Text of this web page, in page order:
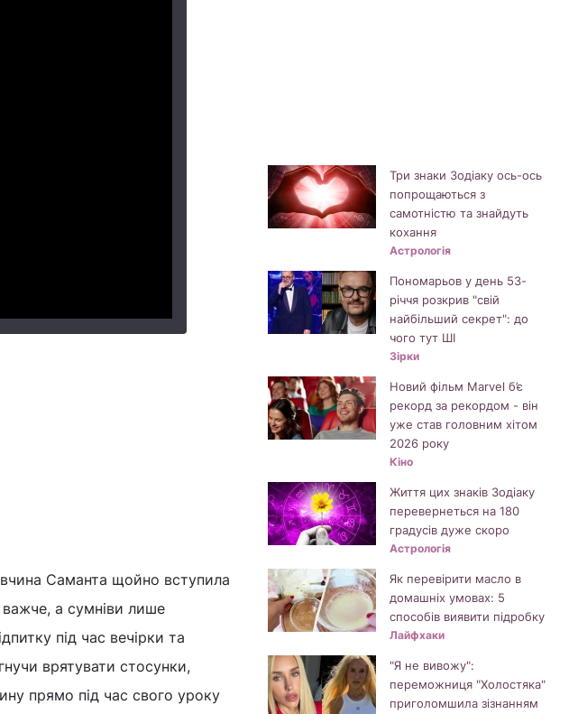
Саманта щойно вступила
важче, а сумніви лише
під час вечірки та
врятувати стосунки,
прямо під час свого уроку
Три знаки Зодіаку ось-ось
попрощаються з
самотністю та знайдуть
кохання
Астрологія
Пономарьов у день 53-
річчя розкрив "свій
найбільший секрет": до
чого тут ШІ
Зірки
Новий фільм Marvel б’є
рекорд за рекордом - він
уже став головним хітом
2026 року
Кіно
Життя цих знаків Зодіаку
перевернеться на 180
градусів дуже скоро
Астрологія
Як перевірити масло в
домашніх умовах: 5
способів виявити підробку
Лайфхаки
"Я не вивожу":
переможниця "Холостяка"
приголомшила зізнанням